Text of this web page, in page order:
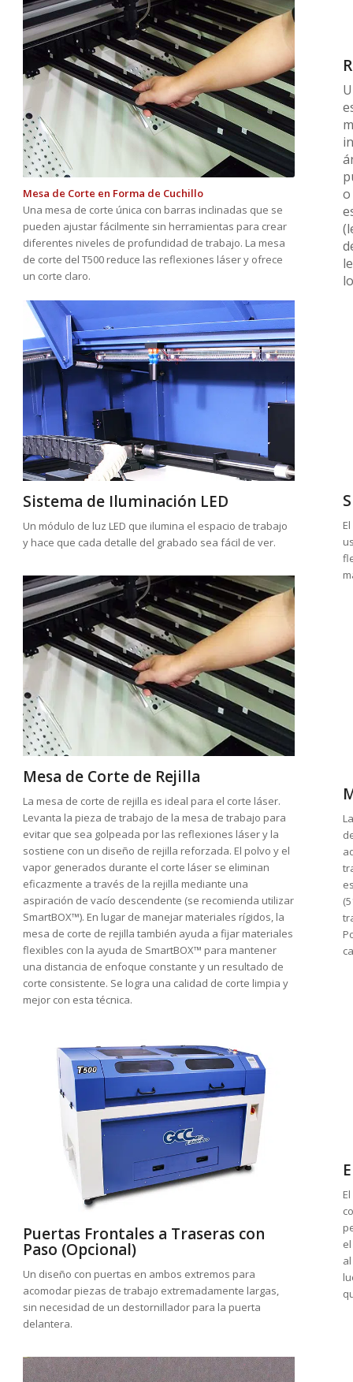
Mesa de Corte en Forma de Cuchillo
Una mesa de corte única con barras inclinadas que se
pueden ajustar fácilmente sin herramientas para crear
diferentes niveles de profundidad de trabajo. La mesa
de corte del T500 reduce las reflexiones láser y ofrece
un corte claro.
Sistema de Iluminación LED
Un módulo de luz LED que ilumina el espacio de trabajo
y hace que cada detalle del grabado sea fácil de ver.
Mesa de Corte de Rejilla
La mesa de corte de rejilla es ideal para el corte láser.
Levanta la pieza de trabajo de la mesa de trabajo para
evitar que sea golpeada por las reflexiones láser y la
sostiene con un diseño de rejilla reforzada. El polvo y el
vapor generados durante el corte láser se eliminan
eficazmente a través de la rejilla mediante una
aspiración de vacío descendente (se recomienda utilizar
SmartBOX™). En lugar de manejar materiales rígidos, la
mesa de corte de rejilla también ayuda a fijar materiales
flexibles con la ayuda de SmartBOX™ para mantener
una distancia de enfoque constante y un resultado de
corte consistente. Se logra una calidad de corte limpia y
mejor con esta técnica.
Puertas Frontales a Traseras con
Paso (Opcional)
Un diseño con puertas en ambos extremos para
acomodar piezas de trabajo extremadamente largas,
sin necesidad de un destornillador para la puerta
delantera.